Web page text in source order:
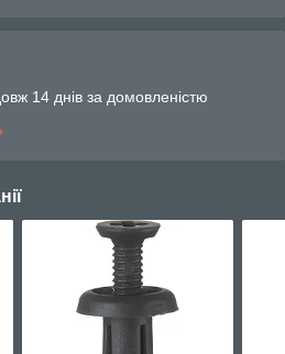
14 днів за домовленістю